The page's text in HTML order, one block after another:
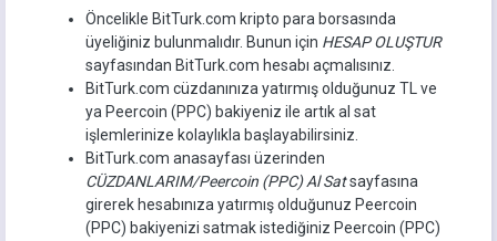
Öncelikle BitTurk.com kripto para borsasında
üyeliğiniz bulunmalıdır. Bunun için HESAP OLUŞTUR
sayfasından BitTurk.com hesabı açmalısınız.
BitTurk.com cüzdanınıza yatırmış olduğunuz TL ve
ya Peercoin (PPC) bakiyeniz ile artık al sat
işlemlerinize kolaylıkla başlayabilirsiniz.
BitTurk.com anasayfası üzerinden
CÜZDANLARIM/Peercoin (PPC) Al Satsayfasına
girerek hesabınıza yatırmış olduğunuz Peercoin
(PPC) bakiyenizi satmak istediğiniz Peercoin (PPC)